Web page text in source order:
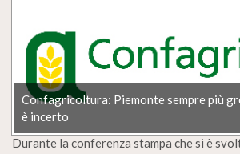
Confagricoltura: Piemonte sempre più
è incerto
Durante la conferenza stampa che si è